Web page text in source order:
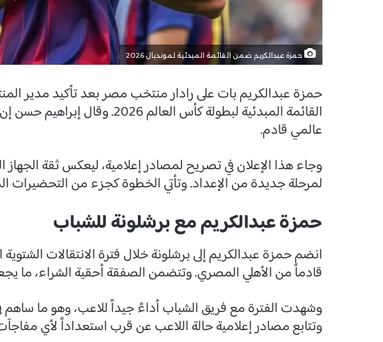
حمزة عبدالكريم ضمن القائمة المبدئية لمونديال 2026
حمزة عبدالكريم بات على رادار منتخب مصر بعد تأكيد مدير
القائمة المبدئية لبطولة كأس
عالمي قادم.
وجاء هذا الإعلان في تصريح لمصادر إعلامية، ليعكس ثقة الجهاز
لمرحلة جديدة من الإعداد. وتأتي الخطوة كجزء من التحضيرات
حمزة عبدالكريم مع برشلونة للشباب
قادماً من الأهلي المصري. وتتضمن الصفقة أحقية الشراء، ما
وشهدت الفترة مع فريق الشباب أداءً جيداً للاعب، وهو ما
وتتابع مصادر إعلامية حالة اللاعب عن قرب استعداداً لأي